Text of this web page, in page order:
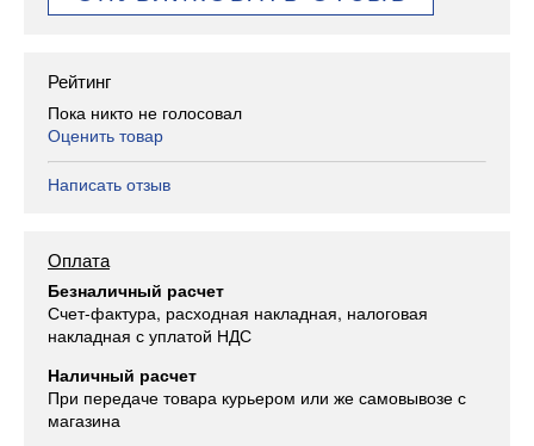
Рейтинг
Пока никто не голосовал
Оценить товар
Написать отзыв
Оплата
Безналичный расчет
Счет-фактура, расходная накладная, налоговая
накладная с уплатой НДС
Наличный расчет
При передаче товара курьером или же самовывозе с
магазина